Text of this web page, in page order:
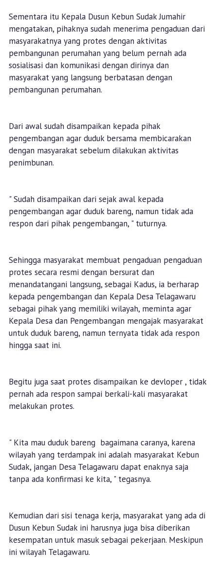
Sementara itu Kepala Dusun Kebun Sudak Jumahir
mengatakan, pihaknya sudah menerima pengaduan dari
masyarakatnya yang protes dengan aktivitas
pembangunan perumahan yang belum pernah ada
sosialisasi dan komunikasi dengan dirinya dan
masyarakat yang langsung berbatasan dengan
pembangunan perumahan.
Dari awal sudah disampaikan kepada pihak
pengembangan agar duduk bersama membicarakan
dengan masyarakat sebelum dilakukan aktivitas
penimbunan.
" Sudah disampaikan dari sejak awal kepada
pengembangan agar duduk bareng, namun tidak ada
respon dari pihak pengembangan, " tuturnya.
Sehingga masyarakat membuat pengaduan pengaduan
protes secara resmi dengan bersurat dan
menandatangani langsung, sebagai Kadus, ia berharap
kepada pengembangan dan Kepala Desa Telagawaru
sebagai pihak yang memiliki wilayah, meminta agar
Kepala Desa dan Pengembangan mengajak masyarakat
untuk duduk bareng, namun ternyata tidak ada respon
hingga saat ini.
Begitu juga saat protes disampaikan ke devloper , tidak
pernah ada respon sampai berkali-kali masyarakat
melakukan protes.
" Kita mau duduk bareng bagaimana caranya, karena
wilayah yang terdampak ini adalah masyarakat Kebun
Sudak, jangan Desa Telagawaru dapat enaknya saja
tanpa ada konfirmasi ke kita, " tegasnya.
Kemudian dari sisi tenaga kerja, masyarakat yang ada di
Dusun Kebun Sudak ini harusnya juga bisa diberikan
kesempatan untuk masuk sebagai pekerjaan. Meskipun
ini wilayah Telagawaru.